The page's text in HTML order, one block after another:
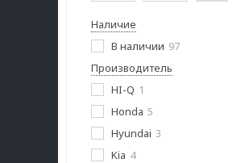
Наличие
В наличии 97
Производитель
HI-Q 1
Honda 5
Hyundai 3
Kia 4